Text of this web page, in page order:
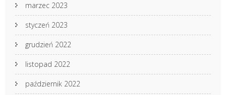
marzec 2023
styczeń 2023
grudzień 2022
listopad 2022
październik 2022